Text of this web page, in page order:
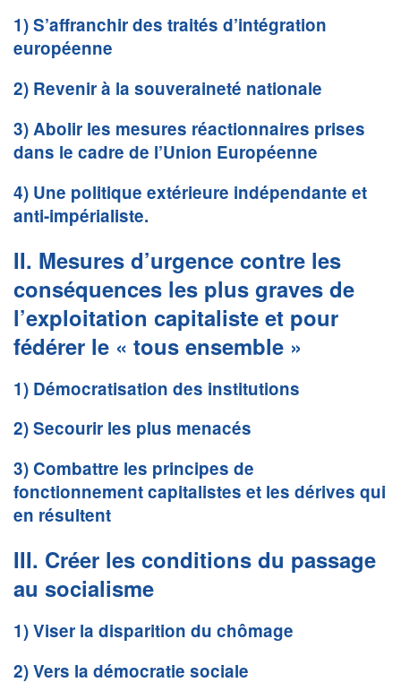
1) S’affranchir des traités d’intégration
européenne
2) Revenir à la souveraineté nationale
3) Abolir les mesures réactionnaires prises
dans le cadre de l’Union Européenne
4) Une politique extérieure indépendante et
anti-impérialiste.
II. Mesures d’urgence contre les
conséquences les plus graves de
l’exploitation capitaliste et pour
fédérer le « tous ensemble »
1) Démocratisation des institutions
2) Secourir les plus menacés
3) Combattre les principes de
fonctionnement capitalistes et les dérives qui
en résultent
III. Créer les conditions du passage
au socialisme
1) Viser la disparition du chômage
2) Vers la démocratie sociale